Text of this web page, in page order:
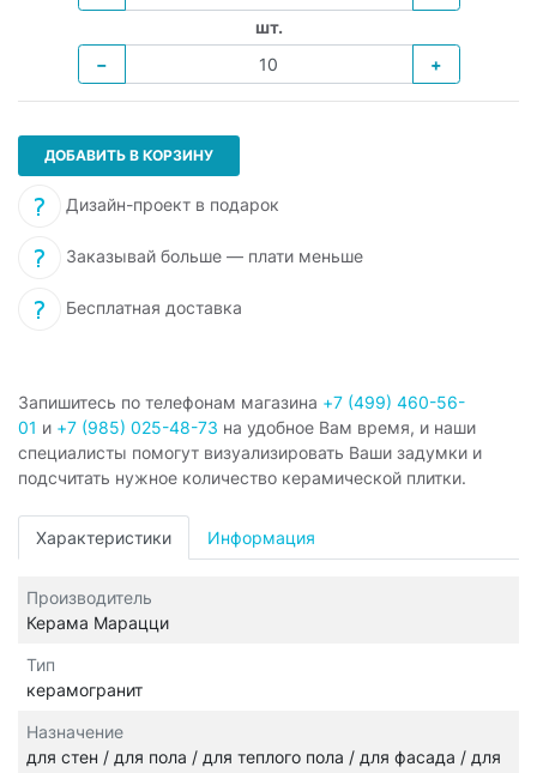
шт.
−
+
ДОБАВИТЬ В КОРЗИНУ
Дизайн-проект в подарок
Заказывай больше — плати меньше
Бесплатная доставка
Запишитесь по телефонам магазина +7 (499) 460-56-
01 и +7 (985) 025-48-73 на удобное Вам время, и наши
специалисты помогут визуализировать Ваши задумки и
подсчитать нужное количество керамической плитки.
Характеристики Информация
Производитель
Керама Марацци
Тип
керамогранит
Назначение
для стен / для пола / для теплого пола / для фасада / для